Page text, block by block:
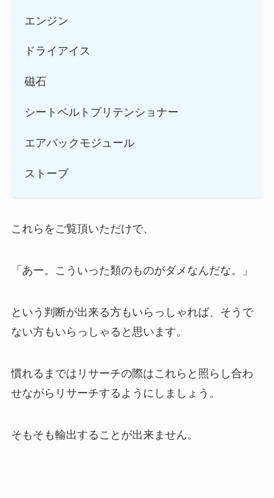
エンジン
ドライアイス
磁石
シートベルトプリテンショナー
エアバックモジュール
ストーブ
これらをご覧頂いただけで、
「あー。こういった類のものがダメなんだな。」
という判断が出来る方もいらっしゃれば、そうで
ない方もいらっしゃると思います。
慣れるまではリサーチの際はこれらと照らし合わ
せながらリサーチするようにしましょう。
そもそも輸出することが出来ません。